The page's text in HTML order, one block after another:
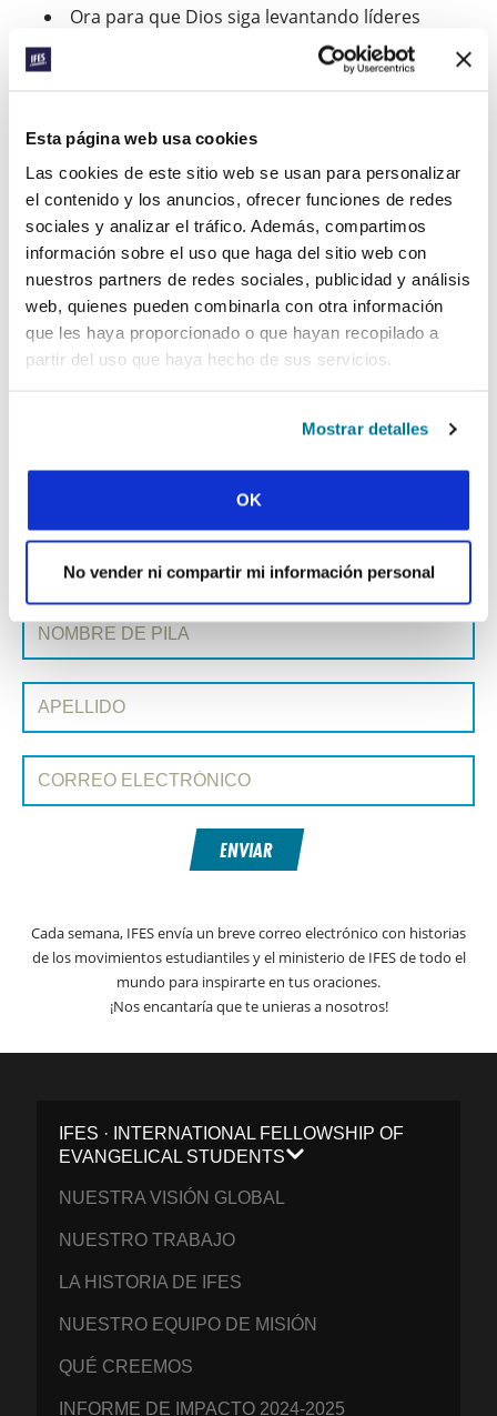
Esta página web usa cookies
Las cookies de este sitio web se usan para personalizar
el contenido y los anuncios, ofrecer funciones de redes
sociales y analizar el tráfico. Además, compartimos
información sobre el uso que haga del sitio web con
nuestros partners de redes sociales, publicidad y análisis
web, quienes pueden combinarla con otra información
que les haya proporcionado o que hayan recopilado a
partir del uso que haya hecho de sus servicios.
Mostrar detalles
OK
No vender ni compartir mi información personal
Ora para que Dios siga levantando líderes
estudiantiles piadosos y comunidades en
Nicaragua que puedan vivir por Él en la
CONECTAR CON LA
UNIVERSIDAD
Descubre más
Compartir: FacebookWhatsApp
EmailLinkedInTeams
Historia siguiente »
SUSCRIBIRSE A PRAYERLINE
Nombre de pila:
Apellido:
Correo electrónico:
ENVIAR
Cada semana, IFES envía un breve correo electrónico con historias
de los movimientos estudiantiles y el ministerio de IFES de todo el
mundo para inspirarte en tus oraciones.
¡Nos encantaría que te unieras a nosotros!
IFES · INTERNATIONAL FELLOWSHIP OF
EVANGELICAL STUDENTS
NUESTRA VISIÓN GLOBAL
NUESTRO TRABAJO
LA HISTORIA DE IFES
NUESTRO EQUIPO DE MISIÓN
QUÉ CREEMOS
INFORME DE IMPACTO 2024-2025